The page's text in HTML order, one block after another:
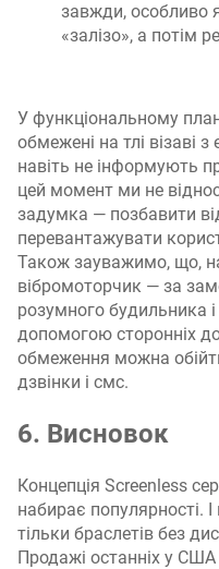
завжди, особливо
«залізо», а потім
У функціональному
обмежені на тлі візаві
навіть не інформують
цей момент ми не
задумка — позбавити
перевантажувати
Також зауважимо, що,
вібромоторчик — за
розумного будильника
допомогою сторонніх
обмеження можна
дзвінки і смс.
6. Висновок
Концепція Screenless
набирає популярності.
тільки браслетів без
Продажі останніх у США